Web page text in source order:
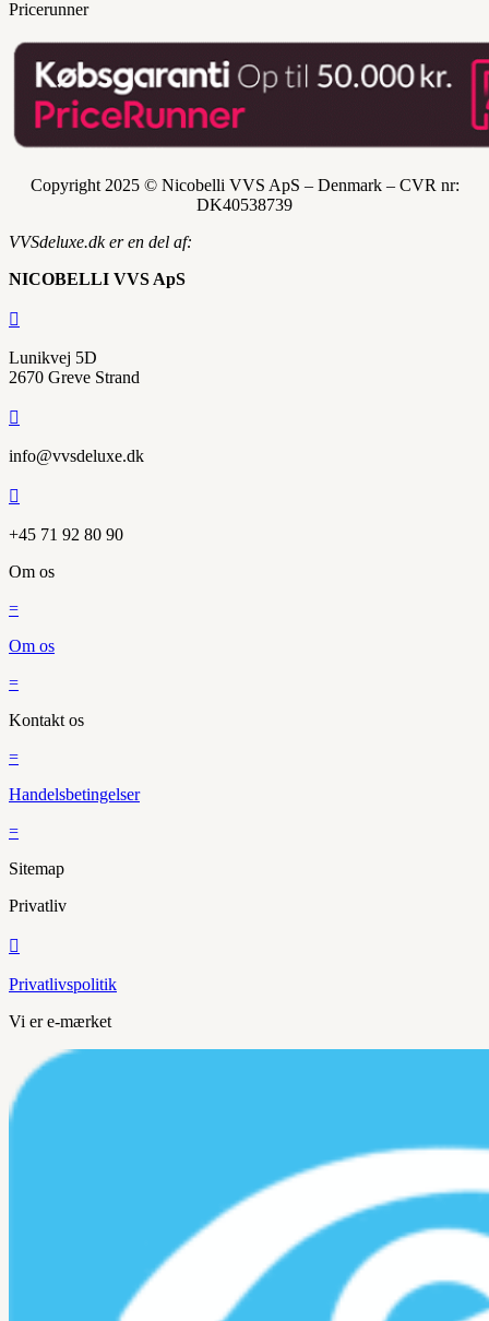
Pricerunner
Copyright 2025 © Nicobelli VVS ApS – Denmark – CVR nr:
DK40538739
VVSdeluxe.dk er en del af:
NICOBELLI VVS ApS

Lunikvej 5D
2670 Greve Strand

info@vvsdeluxe.dk

+45 71 92 80 90
Om os
=
Om os
=
Kontakt os
=
Handelsbetingelser
=
Sitemap
Privatliv

Privatlivspolitik
Vi er e-mærket